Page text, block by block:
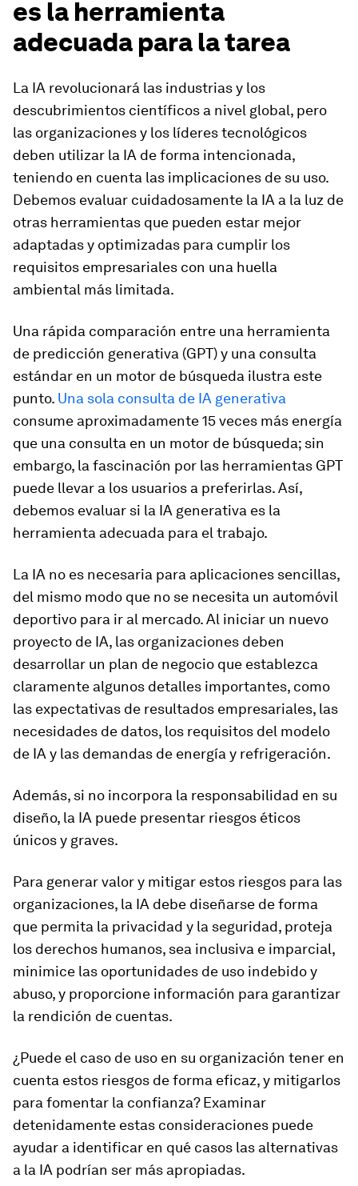
es la herramienta
adecuada para la tarea
La IA revolucionará las industrias y los
descubrimientos científicos a nivel global, pero
las organizaciones y los líderes tecnológicos
deben utilizar la IA de forma intencionada,
teniendo en cuenta las implicaciones de su uso.
Debemos evaluar cuidadosamente la IA a la luz de
otras herramientas que pueden estar mejor
adaptadas y optimizadas para cumplir los
requisitos empresariales con una huella
ambiental más limitada.
Una rápida comparación entre una herramienta
de predicción generativa (GPT) y una consulta
estándar en un motor de búsqueda ilustra este
punto. Una sola consulta de IA generativa
consume aproximadamente 15 veces más energía
que una consulta en un motor de búsqueda; sin
embargo, la fascinación por las herramientas GPT
puede llevar a los usuarios a preferirlas. Así,
debemos evaluar si la IA generativa es la
herramienta adecuada para el trabajo.
La IA no es necesaria para aplicaciones sencillas,
del mismo modo que no se necesita un automóvil
deportivo para ir al mercado. Al iniciar un nuevo
proyecto de IA, las organizaciones deben
desarrollar un plan de negocio que establezca
claramente algunos detalles importantes, como
las expectativas de resultados empresariales, las
necesidades de datos, los requisitos del modelo
de IA y las demandas de energía y refrigeración.
Además, si no incorpora la responsabilidad en su
diseño, la IA puede presentar riesgos éticos
únicos y graves.
Para generar valor y mitigar estos riesgos para las
organizaciones, la IA debe diseñarse de forma
que permita la privacidad y la seguridad, proteja
los derechos humanos, sea inclusiva e imparcial,
minimice las oportunidades de uso indebido y
abuso, y proporcione información para garantizar
la rendición de cuentas.
¿Puede el caso de uso en su organización tener en
cuenta estos riesgos de forma eficaz, y mitigarlos
para fomentar la confianza? Examinar
detenidamente estas consideraciones puede
ayudar a identificar en qué casos las alternativas
a la IA podrían ser más apropiadas.